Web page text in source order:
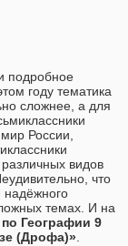
подробное
году тематика
сложнее, а для
России,
видов
что
надёжного
темах. И на
Географии 9
(Дрофа)».